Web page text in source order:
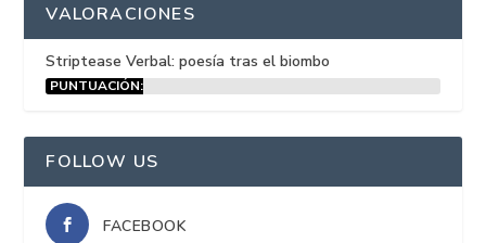
VALORACIONES
Striptease Verbal: poesía tras el biombo
PUNTUACIÓN:
FOLLOW US
FACEBOOK